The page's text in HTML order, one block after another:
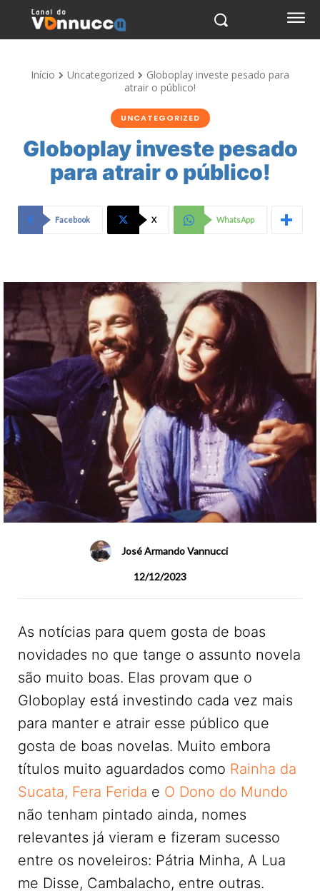
Início Uncategorized
Globoplay investe pesado para
atrair o público!
UNCATEGORIZED
Globoplay investe pesado
para atrair o público!
Facebook X WhatsApp
José Armando Vannucci
12/12/2023
As notícias para quem gosta de boas
novidades no que tange o assunto novela
são muito boas. Elas provam que o
Globoplay está investindo cada vez mais
para manter e atrair esse público que
gosta de boas novelas. Muito embora
títulos muito aguardados como Rainha da
Sucata, Fera Ferida e O Dono do Mundo
não tenham pintado ainda, nomes
relevantes já vieram e fizeram sucesso
entre os noveleiros: Pátria Minha, A Lua
me Disse, Cambalacho, entre outras.